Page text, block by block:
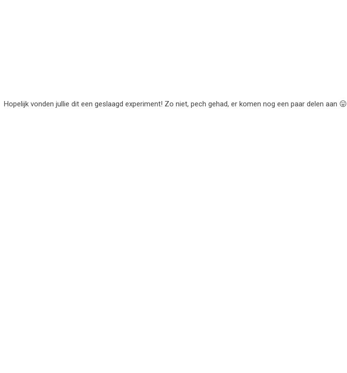
Hopelijk vonden jullie dit een geslaagd experiment! Zo niet, pech gehad, er komen nog een paar delen aan 😛